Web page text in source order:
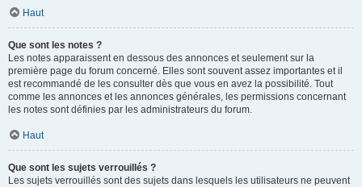
Haut
Que sont les notes ?
Les notes apparaissent en dessous des annonces et seulement sur la
première page du forum concerné. Elles sont souvent assez importantes et il
est recommandé de les consulter dès que vous en avez la possibilité. Tout
comme les annonces et les annonces générales, les permissions concernant
les notes sont définies par les administrateurs du forum.
Haut
Que sont les sujets verrouillés ?
Les sujets verrouillés sont des sujets dans lesquels les utilisateurs ne peuvent